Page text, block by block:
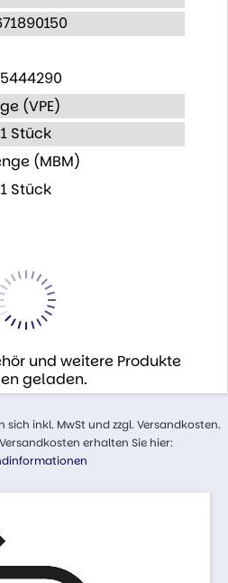
(VPE)
1 Stück
(MBM)
1 Stück
und weitere Produkte
geladen.
sich inkl. MwSt und zzgl. Versandkosten.
erhalten Sie hier: